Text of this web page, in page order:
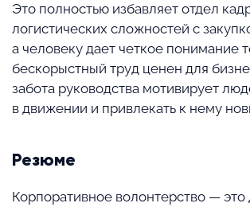
Это полностью избавляет отдел
логистических сложностей с
а человеку дает четкое понимание
бескорыстный труд ценен для
забота руководства мотивирует
в движении и привлекать к нему
Резюме
Корпоративное волонтерство — это